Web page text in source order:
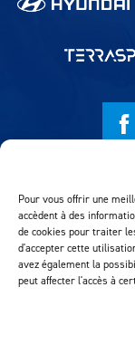
Pour vous offrir une
accèdent à des
de cookies pour traiter
d'accepter cette
avez également la
peut affecter l'accès à